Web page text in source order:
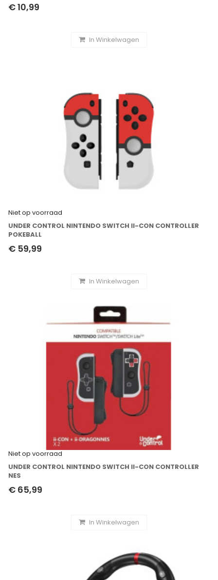
€ 10,99
In Winkelwagen
Niet op voorraad
UNDER CONTROL NINTENDO SWITCH II-CON CONTROLLER
POKEBALL
€ 59,99
In Winkelwagen
Niet op voorraad
UNDER CONTROL NINTENDO SWITCH II-CON CONTROLLER
NES
€ 65,99
In Winkelwagen